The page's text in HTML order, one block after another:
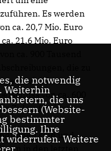
Es werden
ca. 20,7 Mio. Euro
21,6 Mio. Euro
ca. 900 Tausend
die zu
wir diese
von ca. 600
Zukunft stimmen.
sind und
in den letzten
die notwendig
Weiterhin
die uns
(Website-
bestimmter
Ihre
widerrufen. Weitere